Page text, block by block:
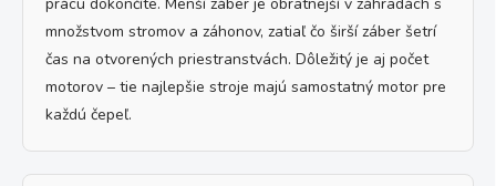
množstvom stromov a záhonov, zatiaľ čo širší záber šetrí
čas na otvorených priestranstvách. Dôležitý je aj počet
motorov – tie najlepšie stroje majú samostatný motor pre
každú čepeľ.